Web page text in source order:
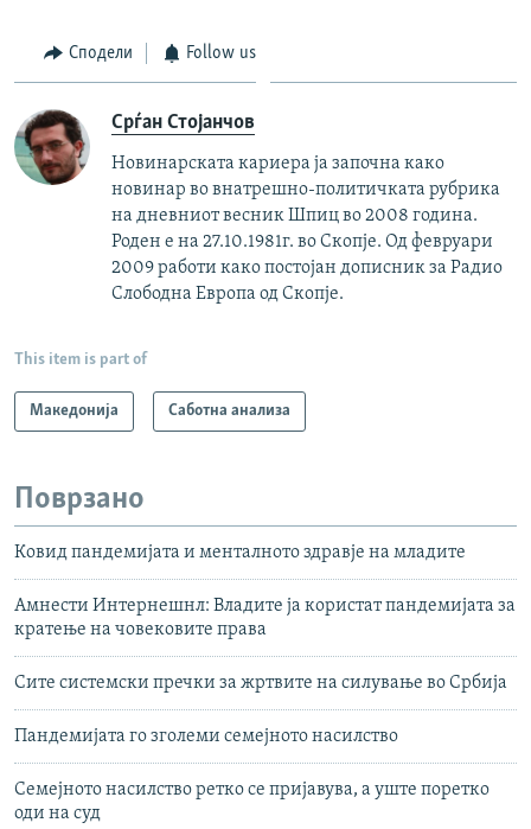
Сподели Follow us
Срѓан Стојанчов
Новинарската кариера ја започна како
новинар во внатрешно-политичката рубрика
на дневниот весник Шпиц во 2008 година.
Роден е на 27.10.1981г. во Скопје. Од февруари
2009 работи како постојан дописник за Радио
Слободна Европа од Скопје.
This item is part of
Македонија Саботна анализа
Поврзано
Ковид пандемијата и менталното здравје на младите
Амнести Интернешнл: Владите ја користат пандемијата за
кратење на човековите права
Сите системски пречки за жртвите на силување во Србија
Пандемијата го зголеми семејното насилство
Семејното насилство ретко се пријавува, а уште поретко
оди на суд